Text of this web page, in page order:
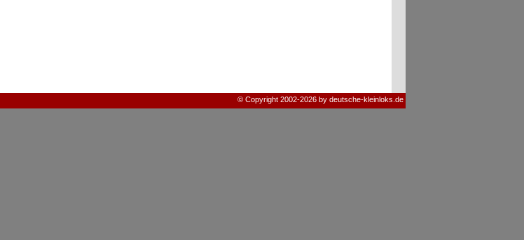
© Copyright 2002-2026 by deutsche-kleinloks.de